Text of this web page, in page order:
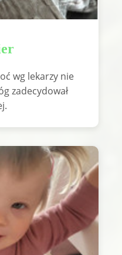
wg lekarzy nie
zadecydował